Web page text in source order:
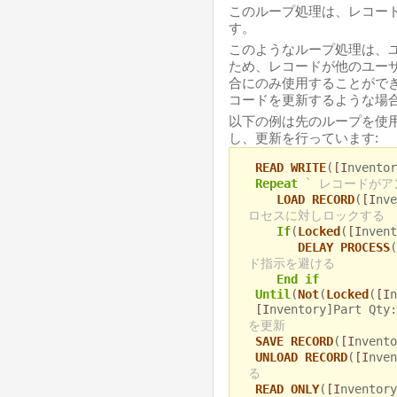
このループ処理は、レコー
す。
このようなループ処理は、
ため、レコードが他のユー
合にのみ使用することがで
コードを更新するような場
以下の例は先のループを使
し、更新を行っています:
READ WRITE( [I
Repeat
` レコードがア
LOAD RECORD( [I
ロセスに対しロックする
If(Locked ( [I
DELAY PROCESS(
ド指示を避ける
End if
Until (Not(Locked ( [I
[Inventory]Part
を更新
SAVE RECORD( [I
UNLOAD RECORD( [I
る
READ ONLY( [I